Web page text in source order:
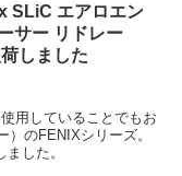
SLiC エアロエン
サー リドレー
しました
用していることでもお
のFENIXシリーズ。
した。